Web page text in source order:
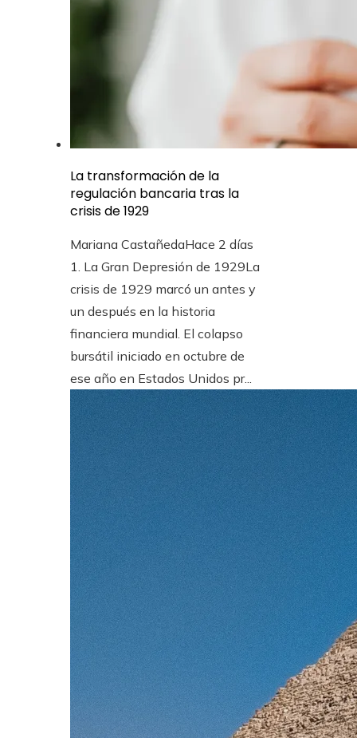
La transformación de la
regulación bancaria tras la
crisis de 1929
Mariana CastañedaHace 2 días
1. La Gran Depresión de 1929La
crisis de 1929 marcó un antes y
un después en la historia
financiera mundial. El colapso
bursátil iniciado en octubre de
ese año en Estados Unidos pr...